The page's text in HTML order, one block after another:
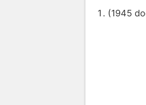
(1945